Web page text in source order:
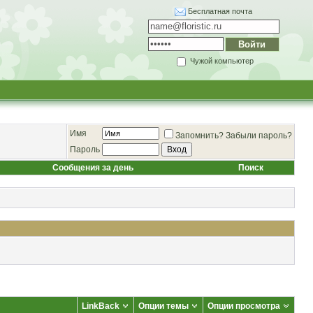
Бесплатная почта
Чужой компьютер
Имя Запомнить? Забыли пароль?
Пароль
Сообщения за день Поиск
LinkBack Опции темы
Опции просмотра